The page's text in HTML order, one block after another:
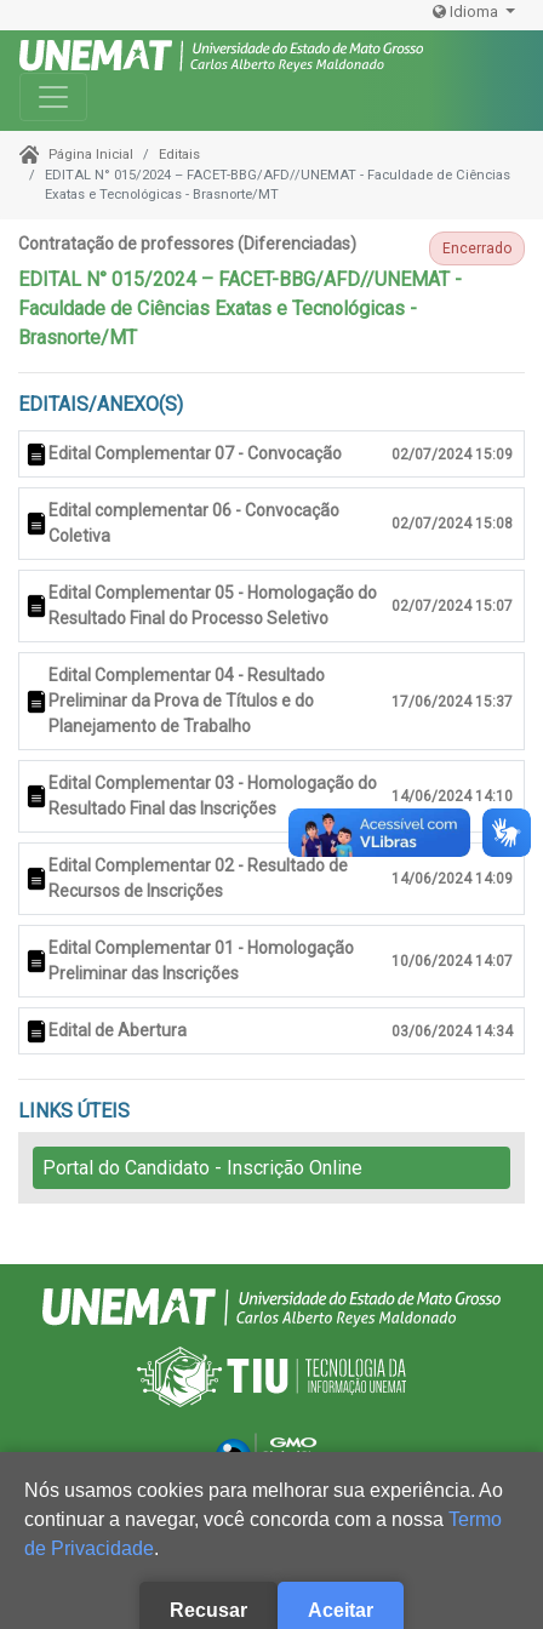
Idioma
Toggle navigation
Página Inicial
Editais
EDITAL N° 015/2024 – FACET-BBG/AFD//UNEMAT - Faculdade de Ciências
Exatas e Tecnológicas - Brasnorte/MT
Contratação de professores (Diferenciadas) Encerrado
EDITAL N° 015/2024 – FACET-BBG/AFD//UNEMAT -
Faculdade de Ciências Exatas e Tecnológicas -
Brasnorte/MT
EDITAIS/ANEXO(S)
Edital Complementar 07 - Convocação 02/07/2024 15:09
Edital complementar 06 - Convocação
Coletiva
02/07/2024 15:08
Edital Complementar 05 - Homologação do
Resultado Final do Processo Seletivo
02/07/2024 15:07
Edital Complementar 04 - Resultado
Preliminar da Prova de Títulos e do
Planejamento de Trabalho
17/06/2024 15:37
Edital Complementar 03 - Homologação do
Resultado Final das Inscrições
14/06/2024 14:10
Edital Complementar 02 - Resultado de
Recursos de Inscrições
14/06/2024 14:09
Edital Complementar 01 - Homologação
Preliminar das Inscrições
10/06/2024 14:07
Edital de Abertura 03/06/2024 14:34
LINKS ÚTEIS
Portal do Candidato - Inscrição Online
Nós usamos cookies para melhorar sua experiência. Ao
continuar a navegar, você concorda com a nossa Termo
de Privacidade.
Recusar Aceitar